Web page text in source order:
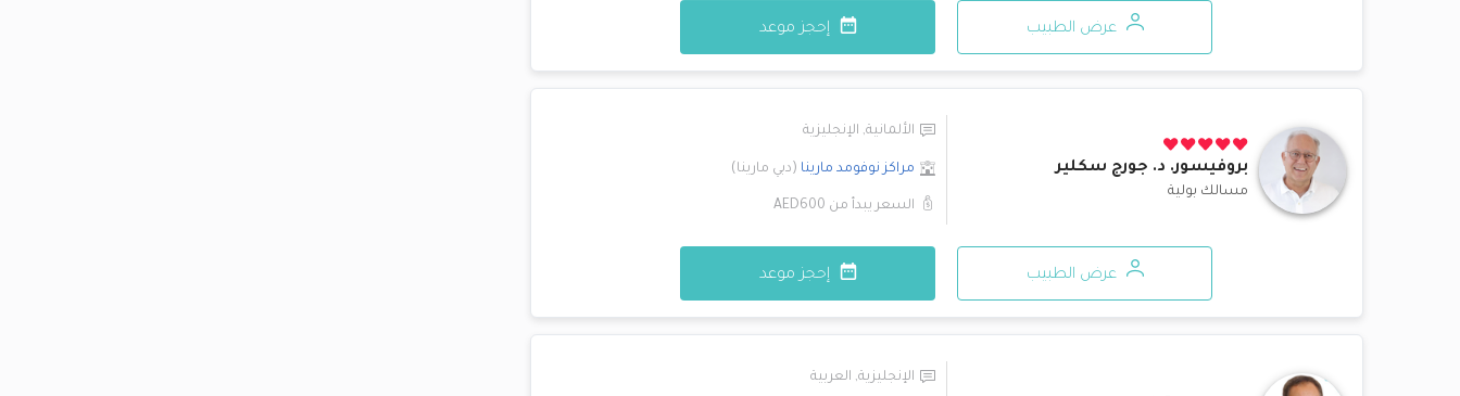
عرض الطبيب إحجز موعد
بروفيسور. د. جورج سكلير
مسالك بولية
الألمانية, الإنجليزية
مراكز نوفومد مارينا (دبي مارينا)
السعر يبدأ من AED600
عرض الطبيب إحجز موعد
الإنجليزية, العربية